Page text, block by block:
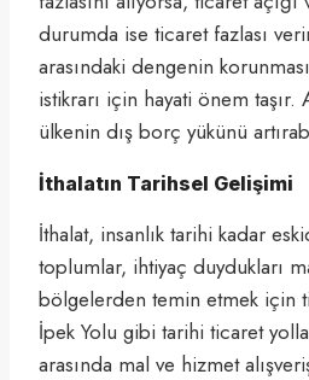
durumda ise ticaret fazlası
arasındaki dengenin
istikrarı için hayati önem taşır.
ülkenin dış borç yükünü
İthalatın Tarihsel Gelişimi
İthalat, insanlık tarihi kadar
toplumlar, ihtiyaç duydukları
bölgelerden temin etmek için
İpek Yolu gibi tarihi ticaret
arasında mal ve hizmet